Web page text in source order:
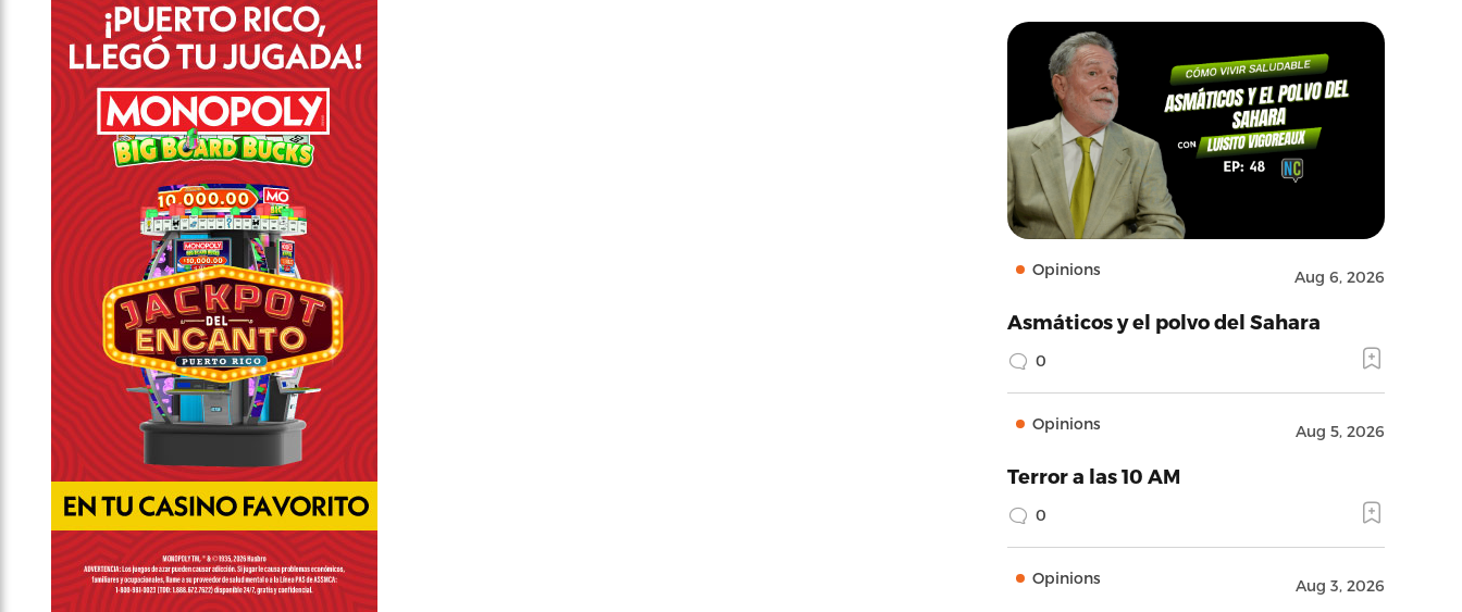
Opinions Aug 6, 2026
Asmáticos y el polvo del Sahara
0
Opinions Aug 5, 2026
Terror a las 10 AM
0
Opinions Aug 3, 2026